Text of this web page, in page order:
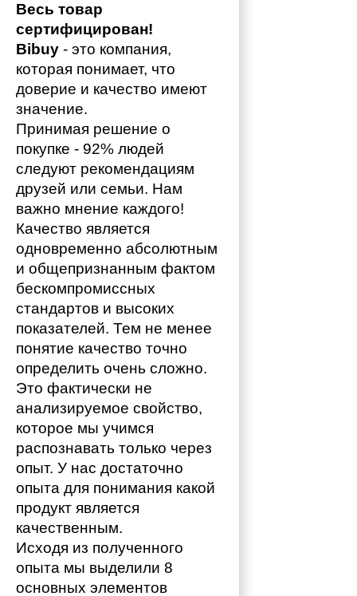
Весь товар
сертифицирован!
Bibuy - это компания,
которая понимает, что
доверие и качество имеют
значение.
Принимая решение о
покупке - 92% людей
следуют рекомендациям
друзей или семьи. Нам
важно мнение каждого!
Качество является
одновременно абсолютным
и общепризнанным фактом
бескомпромиссных
стандартов и высоких
показателей. Тем не менее
понятие качество точно
определить очень сложно.
Это фактически не
анализируемое свойство,
которое мы учимся
распознавать только через
опыт. У нас достаточно
опыта для понимания какой
продукт является
качественным.
Исходя из полученного
опыта мы выделили 8
основных элементов